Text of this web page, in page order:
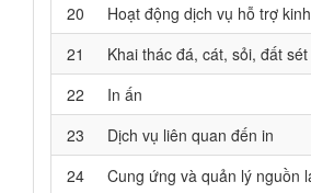
20
Hoạt động dịch vụ hỗ trợ
21
Khai thác đá, cát, sỏi, đất sét
22
In ấn
23
Dịch vụ liên quan đến in
24
Cung ứng và quản lý nguồn